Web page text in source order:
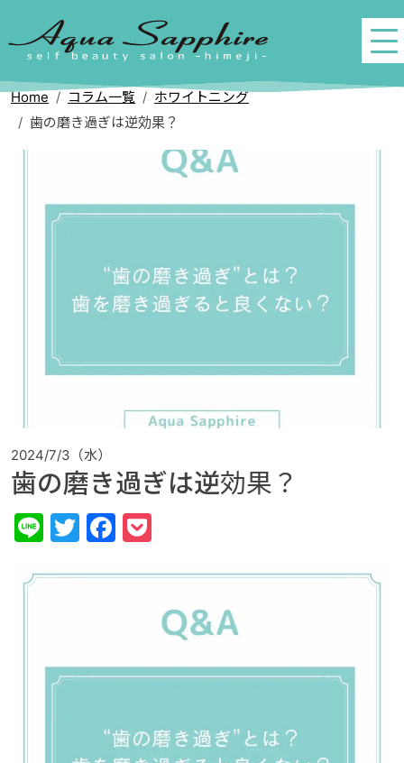
Home コラム一覧
ホワイトニング
歯の磨き過ぎは逆効果？
2024/7/3（水）
歯の磨き過ぎは逆効果？
LineTwitterFacebook